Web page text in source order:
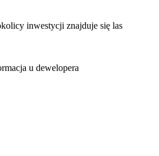
inwestycji znajduje się las
u dewelopera